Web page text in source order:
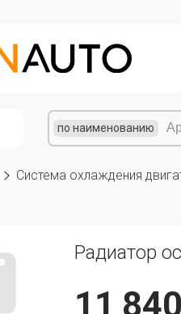
по наименованию
Система охлаждения
Радиатор
11